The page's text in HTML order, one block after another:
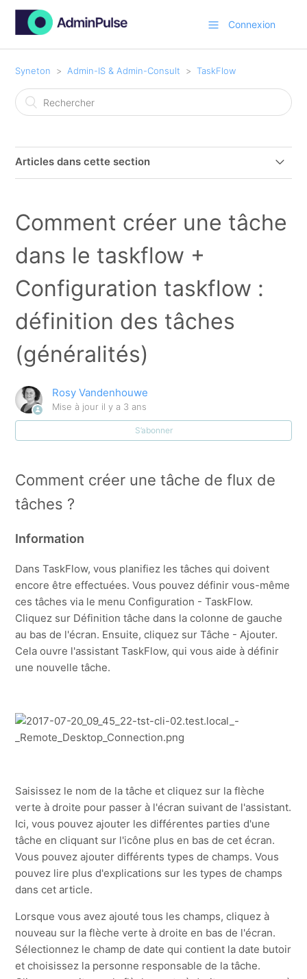
Connexion
Syneton Admin-IS & Admin-Consult TaskFlow
Articles dans cette section
Introduction au flux de tâches (TaskFlow)
Relier les tâches du flux de tâches aux clients ou aux
projets
Des exemples des accusés de réception.
E-ID : Comment vérifier les clients auxquels cette
tâche est déjà reliée ?
Comment créer une tâche dans le taskflow +
Configuration taskflow : définition des tâches
Comment suivre les dates d'échéance des cartes
TaskFlow pour certains clients/projets ?
Quels champs puis-j'ajouter à mes tâches du TaskFlow
?
Afficher plus
Comment créer une tâche
dans le taskflow +
Configuration taskflow :
définition des tâches
(généralités)
Rosy Vandenhouwe
Mise à jour il y a 3 ans
S’abonner
Comment créer une tâche de flux de
tâches ?
Information
Dans TaskFlow, vous planifiez les tâches qui doivent
encore être effectuées. Vous pouvez définir vous-même
ces tâches via le menu Configuration - TaskFlow.
Cliquez sur Définition tâche dans la colonne de gauche
au bas de l'écran. Ensuite, cliquez sur Tâche - Ajouter.
Cela ouvre l'assistant TaskFlow, qui vous aide à définir
une nouvelle tâche.
Saisissez le nom de la tâche et cliquez sur la flèche
verte à droite pour passer à l'écran suivant de l'assistant.
Ici, vous pouvez ajouter les différentes parties d'une
tâche en cliquant sur l'icône plus en bas de cet écran.
Vous pouvez ajouter différents types de champs. Vous
pouvez lire plus d'explications sur les types de champs
dans cet article.
Lorsque vous avez ajouté tous les champs, cliquez à
nouveau sur la flèche verte à droite en bas de l'écran.
Sélectionnez le champ de date qui contient la date butoir
et choisissez la personne responsable de la tâche.